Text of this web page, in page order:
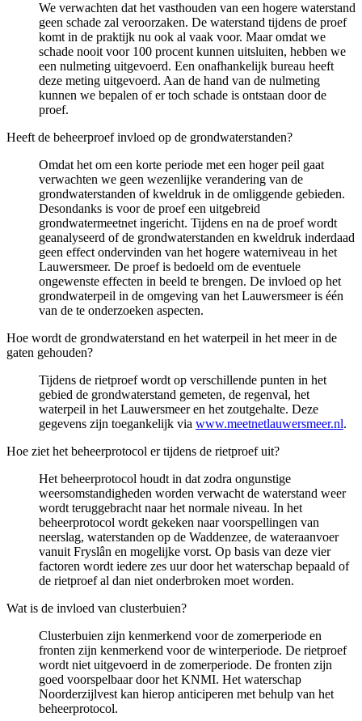
We verwachten dat het vasthouden van een hogere waterstand
geen schade zal veroorzaken. De waterstand tijdens de proef
komt in de praktijk nu ook al vaak voor. Maar omdat we
schade nooit voor 100 procent kunnen uitsluiten, hebben we
een nulmeting uitgevoerd. Een onafhankelijk bureau heeft
deze meting uitgevoerd. Aan de hand van de nulmeting
kunnen we bepalen of er toch schade is ontstaan door de
proef.
Heeft de beheerproef invloed op de grondwaterstanden?
Omdat het om een korte periode met een hoger peil gaat
verwachten we geen wezenlijke verandering van de
grondwaterstanden of kweldruk in de omliggende gebieden.
Desondanks is voor de proef een uitgebreid
grondwatermeetnet ingericht. Tijdens en na de proef wordt
geanalyseerd of de grondwaterstanden en kweldruk inderdaad
geen effect ondervinden van het hogere waterniveau in het
Lauwersmeer. De proef is bedoeld om de eventuele
ongewenste effecten in beeld te brengen. De invloed op het
grondwaterpeil in de omgeving van het Lauwersmeer is één
van de te onderzoeken aspecten.
Hoe wordt de grondwaterstand en het waterpeil in het meer in de
gaten gehouden?
Tijdens de rietproef wordt op verschillende punten in het
gebied de grondwaterstand gemeten, de regenval, het
waterpeil in het Lauwersmeer en het zoutgehalte. Deze
gegevens zijn toegankelijk via www.meetnetlauwersmeer.nl.
Hoe ziet het beheerprotocol er tijdens de rietproef uit?
Het beheerprotocol houdt in dat zodra ongunstige
weersomstandigheden worden verwacht de waterstand weer
wordt teruggebracht naar het normale niveau. In het
beheerprotocol wordt gekeken naar voorspellingen van
neerslag, waterstanden op de Waddenzee, de wateraanvoer
vanuit Fryslân en mogelijke vorst. Op basis van deze vier
factoren wordt iedere zes uur door het waterschap bepaald of
de rietproef al dan niet onderbroken moet worden.
Wat is de invloed van clusterbuien?
Clusterbuien zijn kenmerkend voor de zomerperiode en
fronten zijn kenmerkend voor de winterperiode. De rietproef
wordt niet uitgevoerd in de zomerperiode. De fronten zijn
goed voorspelbaar door het KNMI. Het waterschap
Noorderzijlvest kan hierop anticiperen met behulp van het
beheerprotocol.